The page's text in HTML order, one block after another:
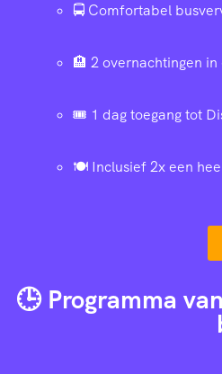
🚍 Comfortabel
🏨 2 overnachtingen
🎟️ 1 dag toegang tot
🍽️ Inclusief 2x een
🕒 Programma